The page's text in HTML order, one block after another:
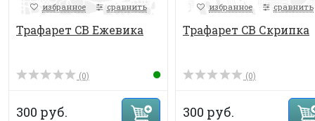
избранное сравнить
Трафарет CB Ежевика
(0)
300 руб.
избранное сравнить
Трафарет CB Скрипка
(0)
300 руб.